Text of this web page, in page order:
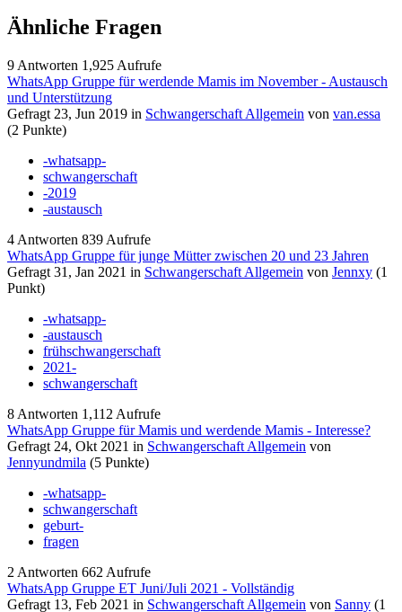
Ähnliche Fragen
9 Antworten 1,925 Aufrufe
WhatsApp Gruppe für werdende Mamis im November - Austausch
und Unterstützung
Gefragt 23, Jun 2019 in Schwangerschaft Allgemein von van.essa
(2 Punkte)
-whatsapp-
schwangerschaft
-2019
-austausch
4 Antworten 839 Aufrufe
WhatsApp Gruppe für junge Mütter zwischen 20 und 23 Jahren
Gefragt 31, Jan 2021 in Schwangerschaft Allgemein von Jennxy (1
Punkt)
-whatsapp-
-austausch
frühschwangerschaft
2021-
schwangerschaft
8 Antworten 1,112 Aufrufe
WhatsApp Gruppe für Mamis und werdende Mamis - Interesse?
Gefragt 24, Okt 2021 in Schwangerschaft Allgemein von
Jennyundmila (5 Punkte)
-whatsapp-
schwangerschaft
geburt-
fragen
2 Antworten 662 Aufrufe
WhatsApp Gruppe ET Juni/Juli 2021 - Vollständig
Gefragt 13, Feb 2021 in Schwangerschaft Allgemein von Sanny (1